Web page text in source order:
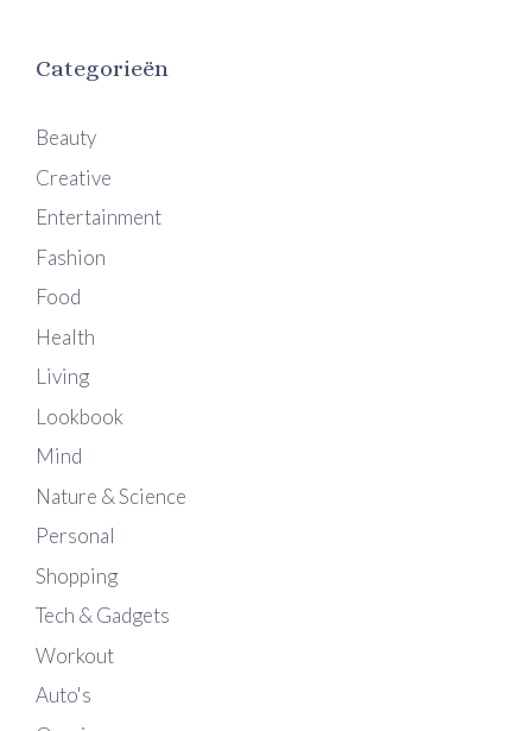
Categorieën
Beauty
Creative
Entertainment
Fashion
Food
Health
Living
Lookbook
Mind
Nature & Science
Personal
Shopping
Tech & Gadgets
Workout
Auto's